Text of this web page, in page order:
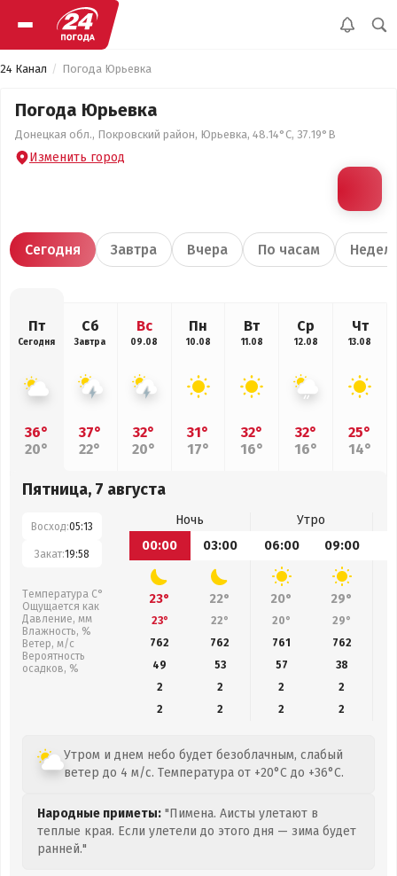
24 Канал Погода Юрьевка
Погода Юрьевка
Донецкая обл., Покровский район, Юрьевка, 48.14°С, 37.19°В
Изменить город
Сегодня Завтра Вчера По часам
Пт
Сегодня
36°
20°
Сб
Завтра
37°
22°
Вс
09.08
32°
20°
Пн
10.08
31°
17°
Вт
11.08
32°
16°
Ср
12.08
32°
16°
Чт
13.08
25°
14°
Пятница, 7 августа
Восход:05:13
Закат:19:58
Температура С°
Ощущается как
Давление, мм
Влажность, %
Ветер, м/с
Вероятность
осадков, %
Ночь
Утро
00:00
03:00 06:00 09:00
23° 22° 20° 29°
23° 22° 20° 29°
762
762 761 762
49
53 57 38
2
2 2
2
2
2 2 2
Утром и днем небо будет безоблачным, слабый
ветер до 4 м/с. Температура от +20°C до +36°C.
Народные приметы: "Пимена. Аисты улетают в
теплые края. Если улетели до этого дня — зима будет
ранней."